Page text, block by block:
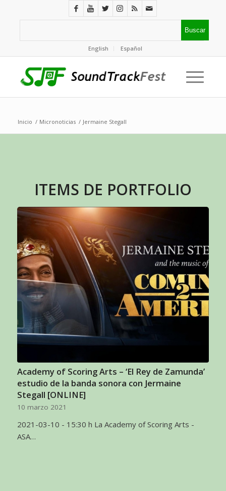
English Español
Inicio / Micronoticias / Jermaine Stegall
ITEMS DE PORTFOLIO
Academy of Scoring Arts – ‘El Rey de Zamunda’
estudio de la banda sonora con Jermaine
Stegall [ONLINE]
10 marzo 2021
2021-03-10 - 15:30 h La Academy of Scoring Arts -
ASA…